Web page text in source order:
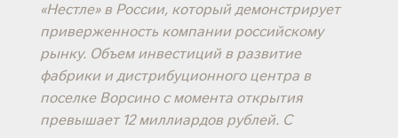
«Нестле» в России, который демонстрирует
приверженность компании российскому
рынку. Объем инвестиций в развитие
фабрики и дистрибуционного центра в
поселке Ворсино с момента открытия
превышает 12 миллиардов рублей. С